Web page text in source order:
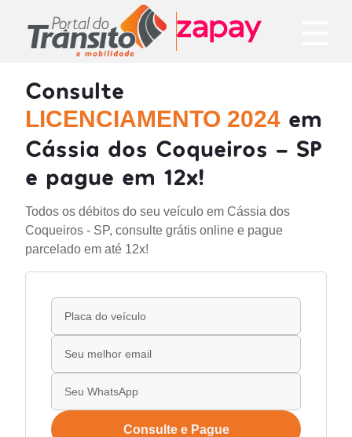
Consulte
LICENCIAMENTO 2024 em
Cássia dos Coqueiros - SP
e pague em 12x!
Todos os débitos do seu veículo em Cássia dos
Coqueiros - SP, consulte grátis online e pague
parcelado em até 12x!
Consulte e Pague